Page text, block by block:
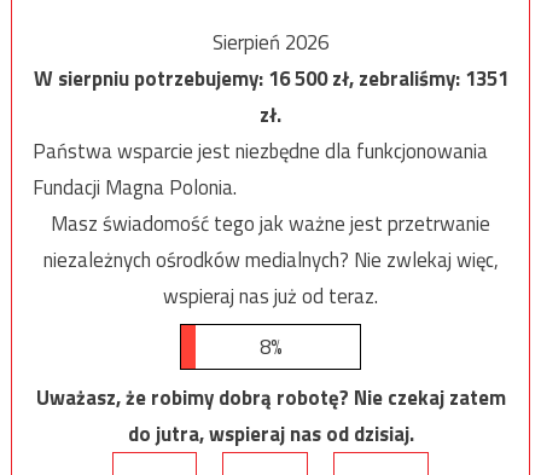
Sierpień 2026
W sierpniu potrzebujemy:16 500zł, zebraliśmy:1351
zł.
Państwa wsparcie jest niezbędne dla funkcjonowania
Fundacji Magna Polonia.
Masz świadomość tego jak ważne jest przetrwanie
niezależnych ośrodków medialnych? Nie zwlekaj więc,
wspieraj nas już od teraz.
8%
Uważasz, że robimy dobrą robotę? Nie czekaj zatem
do jutra, wspieraj nas od dzisiaj.